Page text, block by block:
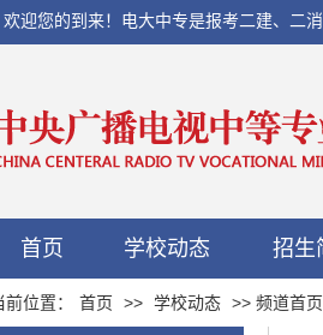
欢迎您的到来！电大中专是报考二建、二
首页 学校动态 招生
前位置： 首页 >> 学校动态 >> 频道首页